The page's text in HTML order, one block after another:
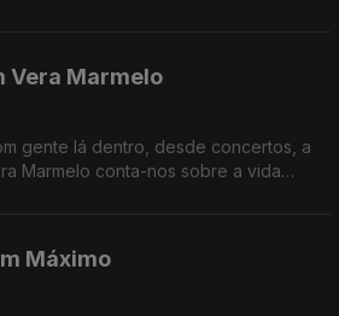
Vera Marmelo
gente lá dentro, desde concertos, a
Marmelo conta-nos sobre a vida
Máximo